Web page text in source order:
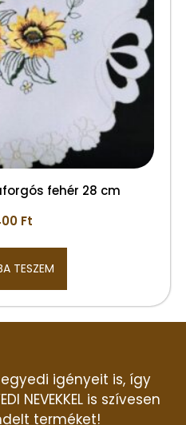
fehér 28 cm
Ft
TESZEM
igényeit is, így
NEVEKKEL is szívesen
terméket!